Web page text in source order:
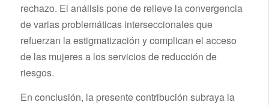
rechazo. El análisis pone de relieve la convergencia
de varias problemáticas interseccionales que
refuerzan la estigmatización y complican el acceso
de las mujeres a los servicios de reducción de
riesgos.
En conclusión, la presente contribución subraya la